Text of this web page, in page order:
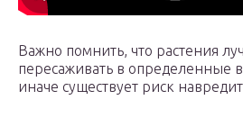
Важно помнить, что растения
пересаживать в определенные
иначе существует риск